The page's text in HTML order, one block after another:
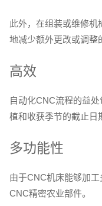
此外，在组装或维修
地减少额外更改或调整
高效
自动化CNC流程的益
植和收获季节的截止日
多功能性
由于CNC机床能够加
CNC精密农业部件。